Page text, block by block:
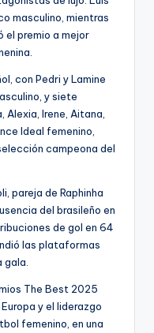
masculino, mientras
el premio a mejor
con Pedri y Lamine
y siete
Irene, Aitana,
Ideal femenino,
campeona del
pareja de Raphinha
del brasileño en
de gol en 64
las plataformas
gala.
The Best 2025
y el liderazgo
femenino, en una